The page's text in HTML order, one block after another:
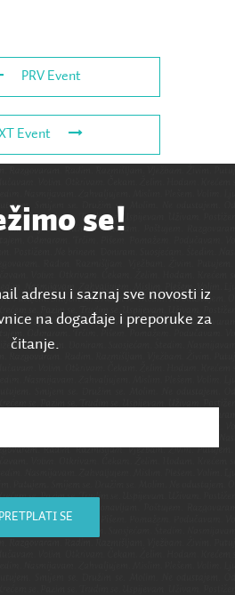
PRV Event
Event
se!
adresu i saznaj sve novosti iz
na događaje i preporuke za
čitanje.
PRETPLATI SE